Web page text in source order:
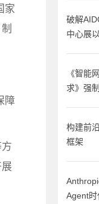
家
障
破解
中心展
《智能
求》强
构建前
框架
Agent